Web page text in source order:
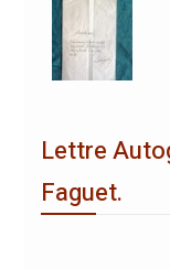
Lettre
Faguet.